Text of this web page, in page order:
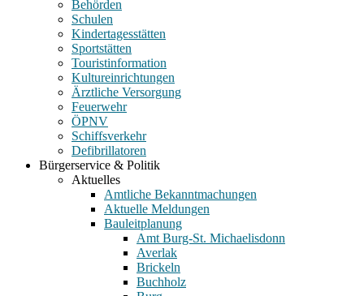
Behörden
Schulen
Kindertagesstätten
Sportstätten
Touristinformation
Kultureinrichtungen
Ärztliche Versorgung
Feuerwehr
ÖPNV
Schiffsverkehr
Defibrillatoren
Bürgerservice & Politik
Aktuelles
Amtliche Bekanntmachungen
Aktuelle Meldungen
Bauleitplanung
Amt Burg-St. Michaelisdonn
Averlak
Brickeln
Buchholz